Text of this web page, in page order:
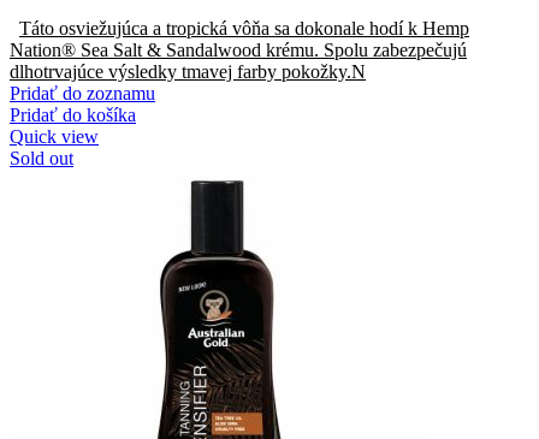
Táto osviežujúca a tropická vôňa sa dokonale hodí k Hemp
Nation® Sea Salt & Sandalwood krému. Spolu zabezpečujú
dlhotrvajúce výsledky tmavej farby pokožky.N
Pridať do zoznamu
Pridať do košíka
Quick view
Sold out